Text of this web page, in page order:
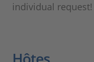
individual request!